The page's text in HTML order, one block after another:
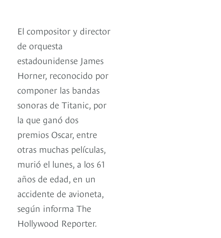
El compositor y director
de orquesta
estadounidense James
Horner, reconocido por
componer las bandas
sonoras de Titanic, por
la que ganó dos
premios Oscar, entre
otras muchas películas,
murió el lunes, a los 61
años de edad, en un
accidente de avioneta,
según informa The
Hollywood Reporter.